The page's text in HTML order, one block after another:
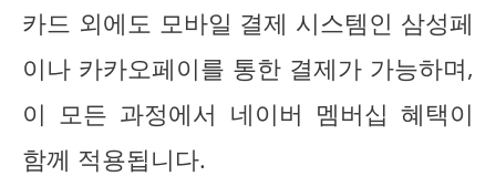
카드 외에도 모바일 결제 시스템인 삼성페
이나 카카오페이를 통한 결제가 가능하며,
이 모든 과정에서 네이버 멤버십 혜택이
함께 적용됩니다.